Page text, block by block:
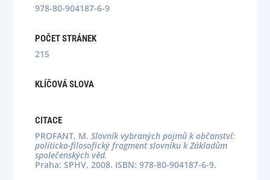
978-80-904187-6-9
POČET STRÁNEK
215
KLÍČOVÁ SLOVA
CITACE
PROFANT, M. Slovník vybraných pojmů k občanství:
politicko-filosofický fragment slovníku k Základům
společenských věd.
Praha: SPHV, 2008. ISBN: 978-80-904187-6-9.